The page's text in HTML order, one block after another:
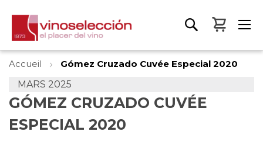
Mon
Accueil
Gómez Cruzado Cuvée Especial 2020
MARS 2025
GÓMEZ CRUZADO CUVÉE
ESPECIAL 2020